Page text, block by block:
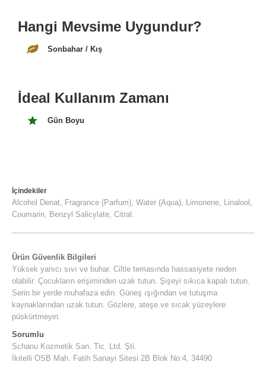
Ürün Güvenlik Bilgileri
Yüksek yanıcı sıvı ve buhar. Ciltle temasında hassasiyete neden
olabilir. Çocukların erişiminden uzak tutun. Şişeyi sıkıca kapalı tutun.
Serin bir yerde muhafaza edin. Güneş ışığından ve tutuşma
kaynaklarından uzak tutun. Gözlere, ateşe ve sıcak yüzeylere
püskürtmeyin.
Sorumlu
Schanu Kozmetik San. Tic. Ltd. Şti.
İkitelli OSB Mah. Fatih Sanayi Sitesi 2B Blok No:4, 34490
Hangi Mevsime Uygundur?
Sonbahar / Kış
İdeal Kullanım Zamanı
Gün Boyu
İçindekiler
Alcohol Denat, Fragrance (Parfum), Water (Aqua), Limonene, Linalool,
Coumarin, Benzyl Salicylate, Citral.